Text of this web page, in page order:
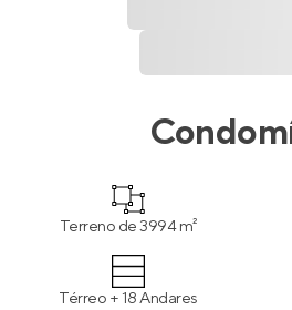
Terreno de 3994 m²
Térreo + 18 Andares